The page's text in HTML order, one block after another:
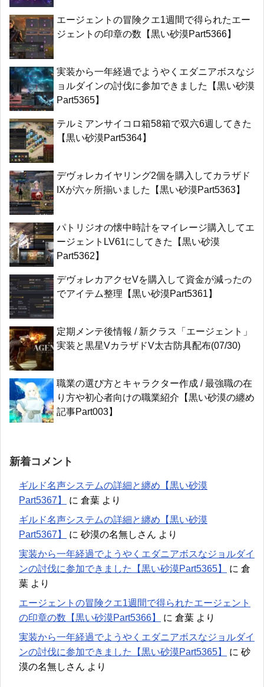
エージェントの冒険クエ1週間で得られたエー
ジェントの印章の数【黒い砂漠Part5366】
実装から一年経過でようやくエダニアボスなジ
ョルダインの討伐に参加できました【黒い砂漠
Part5365】
テルミアンサイコロ箱58箱で双六6週してきた
【黒い砂漠Part5364】
デヴォレカイヤリング2個を購入してカラザド
IXが六ヶ所揃いました【黒い砂漠Part5363】
パトリジオの懐中時計をマイレージ購入してエ
ージェントLV61にしてきた【黒い砂漠
Part5362】
デヴォレカアクセVを購入して資金が減ったの
でアイテム整理【黒い砂漠Part5361】
定期メンテ後情報 / 新クラス「エージェント」
実装と黒星VカラザドV太古防具配布(07/30)
職業の選び方とキャラクター作成 / 最強職の在
り方や初心者向けの職業紹介【黒い砂漠の纏め
記事Part003】
新着コメント
ギルド名声システムの詳細と纏め【黒い砂漠
Part5367】
に 倉葉 より
ギルド名声システムの詳細と纏め【黒い砂漠
Part5367】
に 砂漠の名無しさん より
実装から一年経過でようやくエダニアボスなジョルダイ
ンの討伐に参加できました【黒い砂漠Part5365】
に 倉
葉 より
エージェントの冒険クエ1週間で得られたエージェント
の印章の数【黒い砂漠Part5366】
に 倉葉 より
実装から一年経過でようやくエダニアボスなジョルダイ
ンの討伐に参加できました【黒い砂漠Part5365】
に 砂
漠の名無しさん より